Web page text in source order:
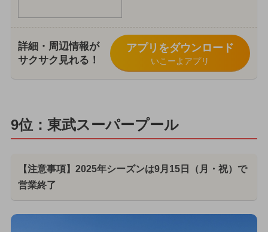
詳細・周辺情報が
サクサク見れる！
アプリをダウンロード
いこーよアプリ
9位：東武スーパープール
【注意事項】2025年シーズンは9月15日（月・祝）で
営業終了